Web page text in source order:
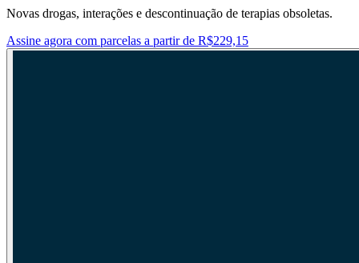
Novas drogas, interações e descontinuação de terapias obsoletas.
Assine agora com parcelas a partir de R$229,15